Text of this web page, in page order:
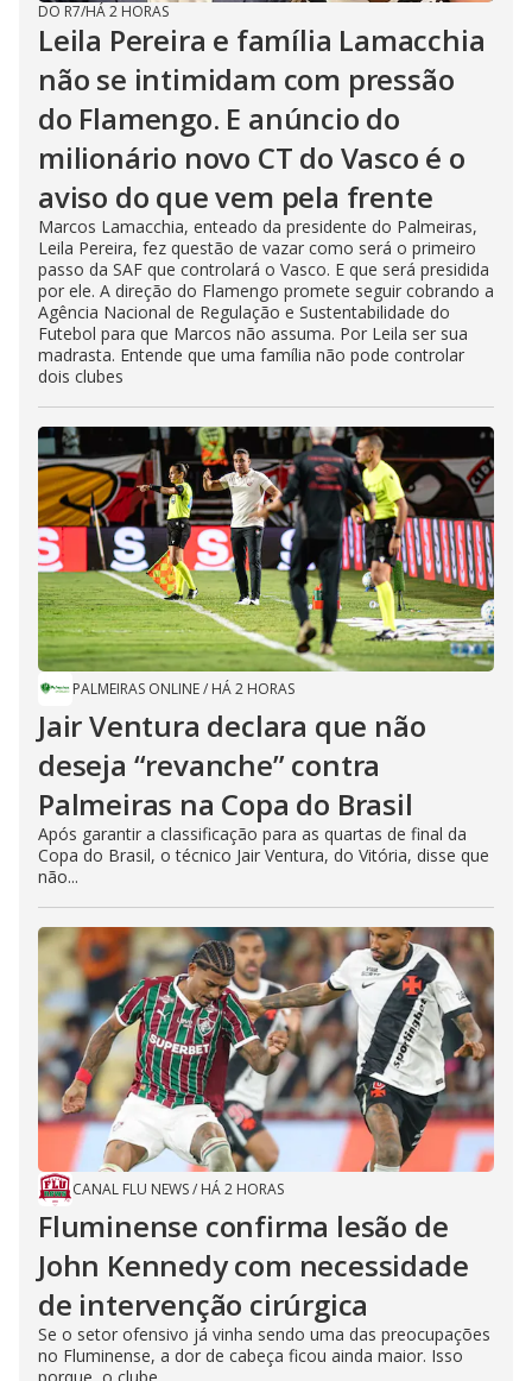
DO R7/HÁ 2 HORAS
Leila Pereira e família Lamacchia
não se intimidam com pressão
do Flamengo. E anúncio do
milionário novo CT do Vasco é o
aviso do que vem pela frente
Marcos Lamacchia, enteado da presidente do Palmeiras,
Leila Pereira, fez questão de vazar como será o primeiro
passo da SAF que controlará o Vasco. E que será presidida
por ele. A direção do Flamengo promete seguir cobrando a
Agência Nacional de Regulação e Sustentabilidade do
Futebol para que Marcos não assuma. Por Leila ser sua
madrasta. Entende que uma família não pode controlar
dois clubes
PALMEIRAS ONLINE/ HÁ 2 HORAS
Jair Ventura declara que não
deseja “revanche” contra
Palmeiras na Copa do Brasil
Após garantir a classificação para as quartas de final da
Copa do Brasil, o técnico Jair Ventura, do Vitória, disse que
não...
CANAL FLU NEWS/ HÁ 2 HORAS
Fluminense confirma lesão de
John Kennedy com necessidade
de intervenção cirúrgica
Se o setor ofensivo já vinha sendo uma das preocupações
no Fluminense, a dor de cabeça ficou ainda maior. Isso